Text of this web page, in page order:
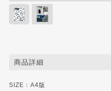
商品詳細
SIZE：A4版